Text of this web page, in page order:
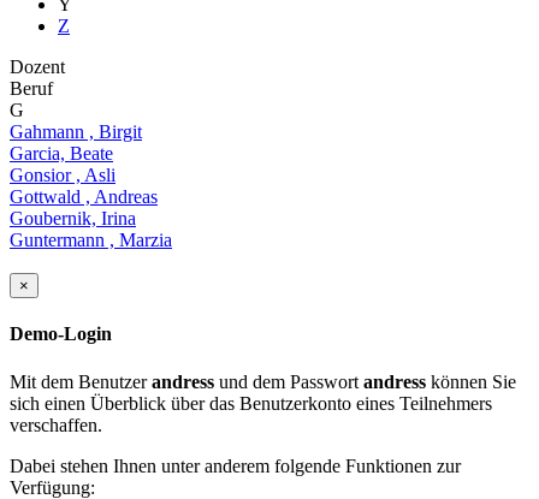
Y
Z
Dozent
Beruf
G
Gahmann , Birgit
Garcia, Beate
Gonsior , Asli
Gottwald , Andreas
Goubernik, Irina
Guntermann , Marzia
×
Demo-Login
Mit dem Benutzerandress und dem Passwort andress können Sie
sich einen Überblick über das Benutzerkonto eines Teilnehmers
verschaffen.
Dabei stehen Ihnen unter anderem folgende Funktionen zur
Verfügung: